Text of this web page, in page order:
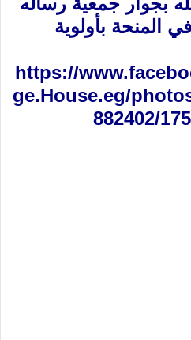
المنحة بأولوية
https://
ge.House.eg/
882402/